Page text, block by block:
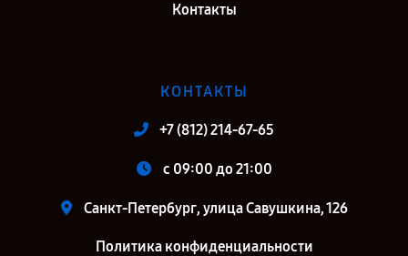
Контакты
КОНТАКТЫ
+7 (812) 214-67-65
c 09:00 до 21:00
Санкт-Петербург, улица Савушкина, 126
Политика конфиденциальности